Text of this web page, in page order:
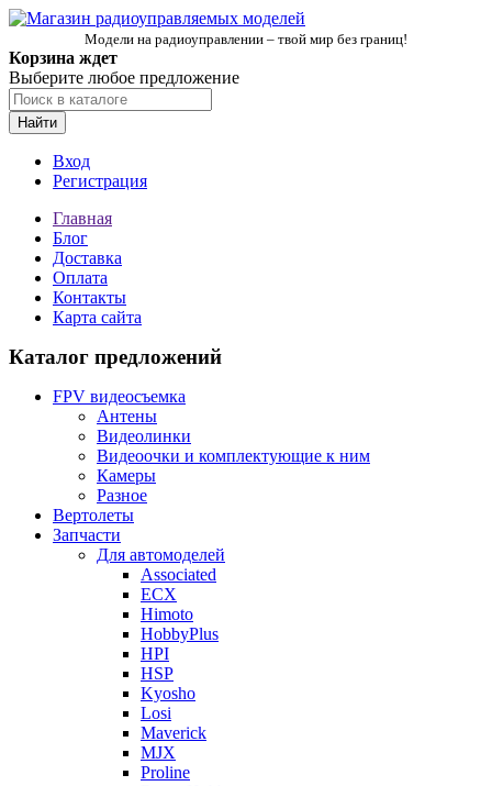
Модели на радиоуправлении – твой мир без границ!
Корзина ждет
Выберите любое предложение
Найти
Вход
Регистрация
Главная
Блог
Доставка
Оплата
Контакты
Карта сайта
Каталог предложений
FPV видеосъемка
Антены
Видеолинки
Видеоочки и комплектующие к ним
Камеры
Разное
Вертолеты
Запчасти
Для автомоделей
Associated
ECX
Himoto
HobbyPlus
HPI
HSP
Kyosho
Losi
Maverick
MJX
Proline